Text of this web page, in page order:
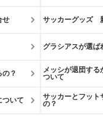
せ サッカーグッズ
グラシアスが選ば
の？
メッシが退団する
ついて
ついて
サッカーとフット
の？